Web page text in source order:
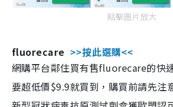
點擊圖片放大
fluorecare >>按此選購<<
網購平台鄰住買有售fluorecare的快
要超低價$9.9就買到，購買前請先注